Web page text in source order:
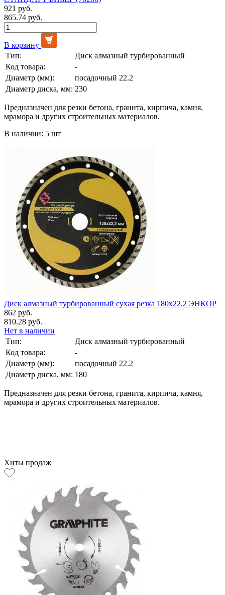
921 руб.
865.74 руб.
В корзину
Тип:
Диск алмазный турбированный
Код товара:
-
Диаметр (мм):
посадочный 22.2
Диаметр диска, мм: 230
Предназначен для резки бетона, гранита, кирпича, камня,
мрамора и других строительных материалов.
В наличии: 5 шт
Диск алмазный турбированный сухая резка 180х22,2 ЭНКОР
862 руб.
810.28 руб.
Нет в наличии
Тип:
Диск алмазный турбированный
Код товара:
-
Диаметр (мм):
посадочный 22.2
Диаметр диска, мм: 180
Предназначен для резки бетона, гранита, кирпича, камня,
мрамора и других строительных материалов.
Хиты продаж